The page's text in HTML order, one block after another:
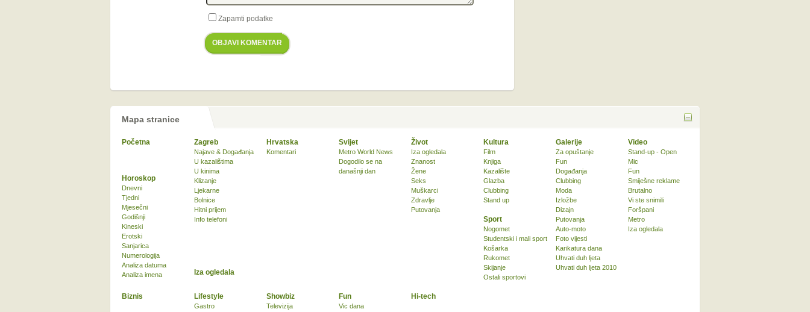
Zapamti podatke
OBJAVI KOMENTAR
Mapa stranice
Početna Zagreb
Najave & Događanja
U kazalištima
U kinima
Klizanje
Ljekarne
Bolnice
Hitni prijem
Info telefoni
Hrvatska
Komentari
Svijet
Metro World News
Dogodilo se na
današnji dan
Život
Iza ogledala
Znanost
Žene
Seks
Muškarci
Zdravlje
Putovanja
Kultura
Film
Knjiga
Kazalište
Glazba
Clubbing
Stand up
Sport
Nogomet
Studentski i mali sport
Košarka
Rukomet
Skijanje
Ostali sportovi
Biznis Lifestyle
Gastro
Showbiz
Televizija
Fun
Vic dana
Horoskop
Dnevni
Tjedni
Mjesečni
Godišnji
Kineski
Erotski
Sanjarica
Numerologija
Analiza datuma
Analiza imena
Iza ogledala
Hi-tech
Galerije
Za opuštanje
Fun
Događanja
Clubbing
Moda
Izložbe
Dizajn
Putovanja
Auto-moto
Foto vijesti
Karikatura dana
Uhvati duh ljeta
Uhvati duh ljeta 2010
Video
Stand-up - Open
Mic
Fun
Smiješne reklame
Brutalno
Vi ste snimili
Foršpani
Metro
Iza ogledala